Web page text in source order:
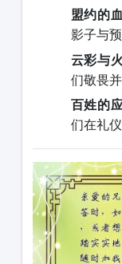
盟约的血
影子与预
云彩与
们敬畏并
百姓的
们在礼